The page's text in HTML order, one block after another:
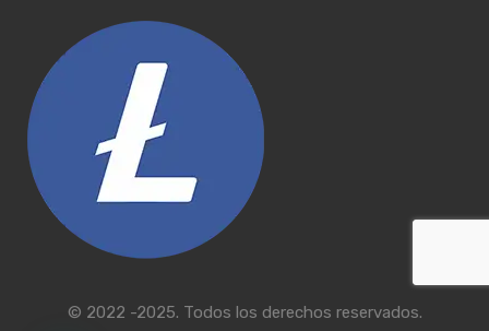
© 2022 -2025. Todos los derechos reservados.